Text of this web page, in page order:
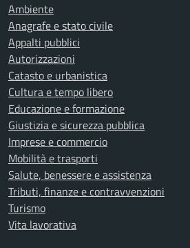
Ambiente
Anagrafe e stato civile
Appalti pubblici
Autorizzazioni
Catasto e urbanistica
Cultura e tempo libero
Educazione e formazione
Giustizia e sicurezza pubblica
Imprese e commercio
Mobilità e trasporti
Salute, benessere e assistenza
Tributi, finanze e contravvenzioni
Turismo
Vita lavorativa